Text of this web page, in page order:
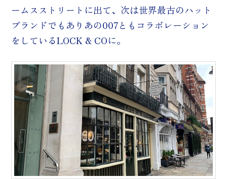
ームスストリートに出て、次は世界最古のハット
ブランドでもありあの007ともコラボレーション
をしているLOCK & COに。